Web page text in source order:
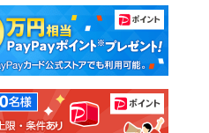
中古マンション
中古一戸建て
土地
教えて！住まいの先生